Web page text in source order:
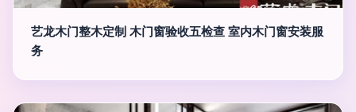
艺龙木门整木定制 木门窗验收五检查 室内木门窗安装服
务